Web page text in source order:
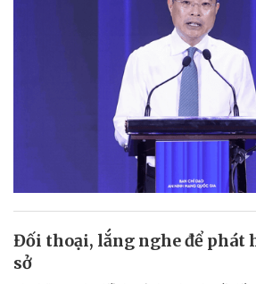
Đối thoại, lắng nghe để phát
sở